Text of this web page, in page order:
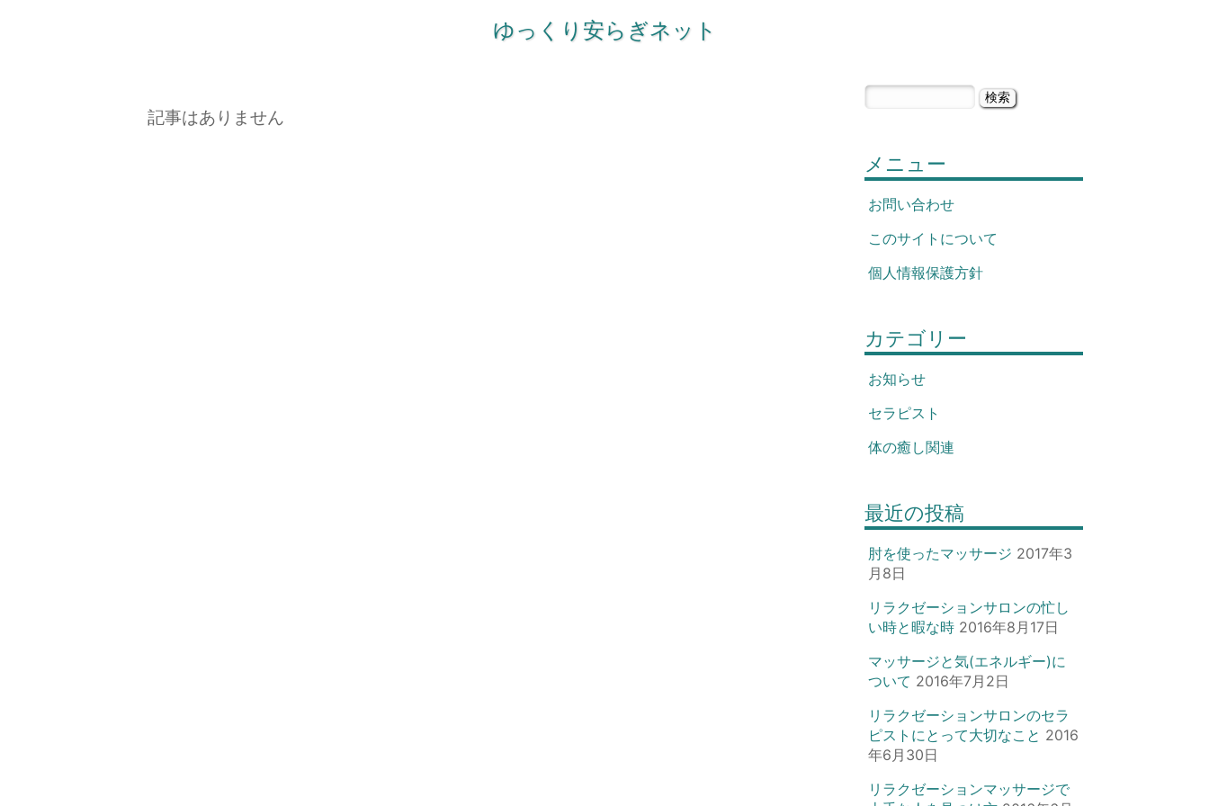
ゆっくり安らぎネット
記事はありません
検
索:
メニュー
お問い合わせ
このサイトについて
個人情報保護方針
カテゴリー
お知らせ
セラピスト
体の癒し関連
最近の投稿
肘を使ったマッサージ 2017年3
月8日
リラクゼーションサロンの忙し
い時と暇な時 2016年8月17日
マッサージと気(エネルギー)に
ついて 2016年7月2日
リラクゼーションサロンのセラ
ピストにとって大切なこと 2016
年6月30日
リラクゼーションマッサージで